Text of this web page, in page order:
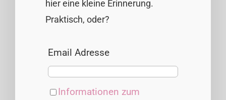
hier eine kleine Erinnerung.
Praktisch, oder?
Email Adresse
Informationen zum